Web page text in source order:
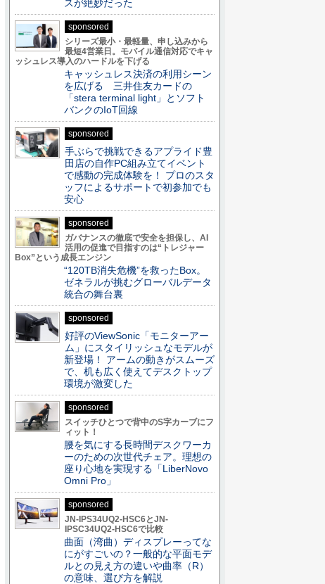
スが絶妙だった
sponsored
シリーズ最小・最軽量、申し込みから
最短4営業日。モバイル通信対応でキャ
ッシュレス導入のハードルを下げる
キャッシュレス決済の利用シーン
を広げる 三井住友カードの
「stera terminal light」とソフト
バンクのIoT回線
sponsored
手ぶらで挑戦できるアプライド豊
田店の自作PC組み立てイベント
で感動の完成体験を！ プロのスタ
ッフによるサポートで初参加でも
安心
sponsored
ガバナンスの徹底で安全を担保し、AI
活用の促進で目指すのは“トレジャー
Box”という成長エンジン
“120TB消失危機”を救ったBox。
ゼネラルが挑むグローバルデータ
統合の舞台裏
sponsored
好評のViewSonic「モニターアー
ム」にスタイリッシュなモデルが
新登場！ アームの動きがスムーズ
で、机も広く使えてデスクトップ
環境が激変した
sponsored
スイッチひとつで背中のS字カーブにフ
ィット！
腰を気にする長時間デスクワーカ
ーのための次世代チェア。理想の
座り心地を実現する「LiberNovo
Omni Pro」
sponsored
JN-IPS34UQ2-HSC6とJN-
IPSC34UQ2-HSC6で比較
曲面（湾曲）ディスプレーってな
にがすごいの？一般的な平面モデ
ルとの見え方の違いや曲率（R）
の意味、選び方を解説